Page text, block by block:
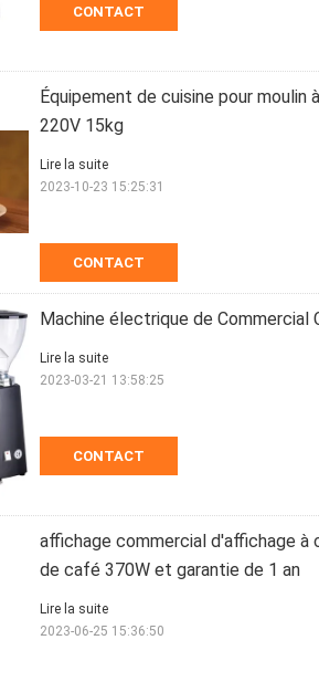
CONTACT
Équipement de cuisine pour
220V 15kg
CONTACT
Lire la suite
2023-10-23 15:25:31
Machine électrique de
CONTACT
Lire la suite
2023-03-21 13:58:25
affichage commercial d'affichage à
de café 370W et garantie de 1 an
Lire la suite
2023-06-25 15:36:50